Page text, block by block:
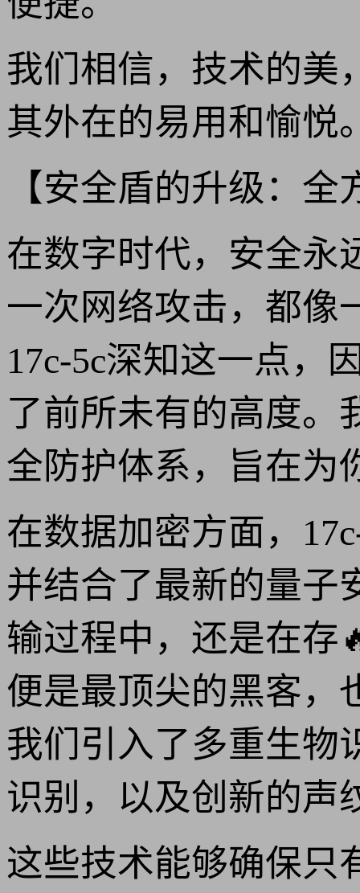
我们相信，技术的美
其外在的易用和愉悦
【安全盾的升级：
在数字时代，安全永
一次网络攻击，都像
17c-5c深知这一点，
了前所未有的高度。
全防护体系，旨在为
在数据加密方面，
并结合了最新的量子
输过程中，还是在存
便是最顶尖的黑客，
我们引入了多重生物
识别，以及创新的声
这些技术能够确保只